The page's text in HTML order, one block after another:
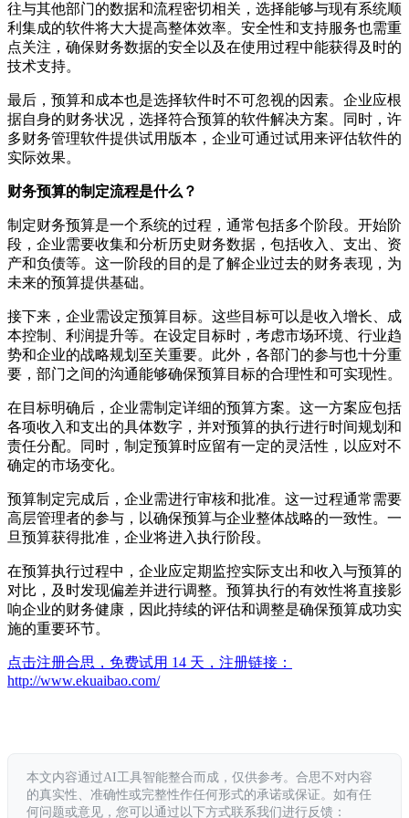
往与其他部门的数据和流程密切相关，选择能够与现有系统顺
利集成的软件将大大提高整体效率。安全性和支持服务也需重
点关注，确保财务数据的安全以及在使用过程中能获得及时的
技术支持。
最后，预算和成本也是选择软件时不可忽视的因素。企业应根
据自身的财务状况，选择符合预算的软件解决方案。同时，许
多财务管理软件提供试用版本，企业可通过试用来评估软件的
实际效果。
财务预算的制定流程是什么？
制定财务预算是一个系统的过程，通常包括多个阶段。开始阶
段，企业需要收集和分析历史财务数据，包括收入、支出、资
产和负债等。这一阶段的目的是了解企业过去的财务表现，为
未来的预算提供基础。
接下来，企业需设定预算目标。这些目标可以是收入增长、成
本控制、利润提升等。在设定目标时，考虑市场环境、行业趋
势和企业的战略规划至关重要。此外，各部门的参与也十分重
要，部门之间的沟通能够确保预算目标的合理性和可实现性。
在目标明确后，企业需制定详细的预算方案。这一方案应包括
各项收入和支出的具体数字，并对预算的执行进行时间规划和
责任分配。同时，制定预算时应留有一定的灵活性，以应对不
确定的市场变化。
预算制定完成后，企业需进行审核和批准。这一过程通常需要
高层管理者的参与，以确保预算与企业整体战略的一致性。一
旦预算获得批准，企业将进入执行阶段。
在预算执行过程中，企业应定期监控实际支出和收入与预算的
对比，及时发现偏差并进行调整。预算执行的有效性将直接影
响企业的财务健康，因此持续的评估和调整是确保预算成功实
施的重要环节。
点击注册合思，免费试用 14 天，注册链接：
http://www.ekuaibao.com/
本文内容通过AI工具智能整合而成，仅供参考。合思不对内容
的真实性、准确性或完整性作任何形式的承诺或保证。如有任
何问题或意见，您可以通过以下方式联系我们进行反馈：